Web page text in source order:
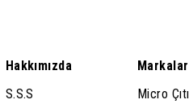
Hakkımızda
S.S.S
Micro